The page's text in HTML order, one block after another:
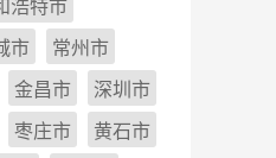
浩特市
市 常州市
金昌市 深圳市
枣庄市 黄石市